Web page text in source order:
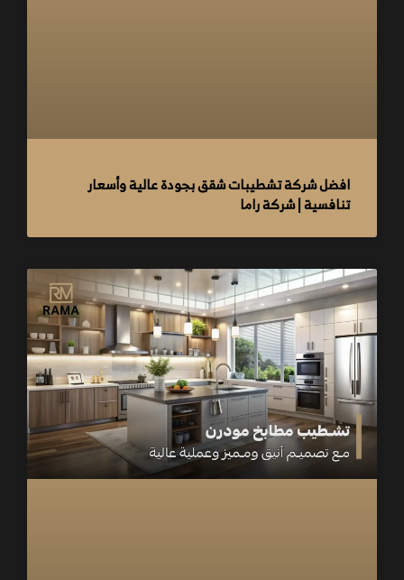
افضل شركة تشطيبات شقق بجودة عالية وأسعار
تنافسية | شركة راما